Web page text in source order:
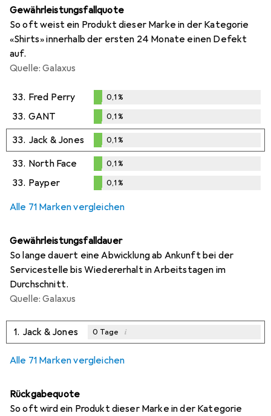
Gewährleistungsfallquote
So oft weist ein Produkt dieser Marke in der Kategorie
«Shirts» innerhalb der ersten 24 Monate einen Defekt
auf.
Quelle: Galaxus
33. Fred Perry
%
0,1%
33. GANT
0,1%
0,1%
33. Jack & Jones
0,1%
0,1%
33. North Face
%
0,1%
33. Payper 0,1%
Alle 71 Marken vergleichen
Gewährleistungsfalldauer
So lange dauert eine Abwicklung ab Ankunft bei der
Servicestelle bis Wiedererhalt in Arbeitstagen im
Durchschnitt.
Quelle: Galaxus
1. Jack & Jones 0 Tage i
Alle 71 Marken vergleichen
Rückgabequote
So oft wird ein Produkt dieser Marke in der Kategorie